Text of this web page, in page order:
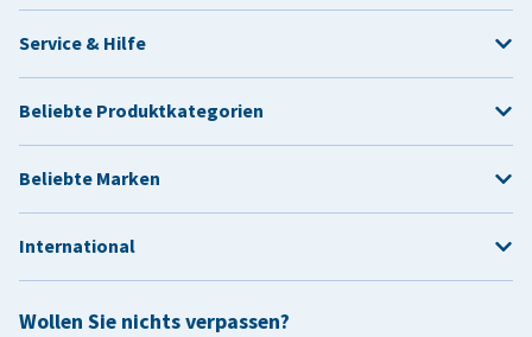
Wollen Sie nichts verpassen?
Service & Hilfe
Beliebte Produktkategorien
Beliebte Marken
International